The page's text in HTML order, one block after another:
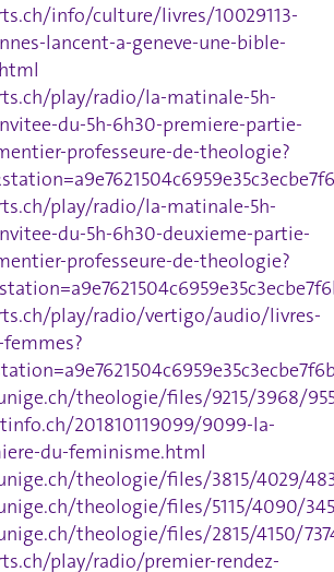
info/culture/livres/10029113-
lancent-a-geneve-une-bible-
play/radio/la-matinale-5h-
du-5h-6h30-premiere-partie-
professeure-de-theologie?
play/radio/la-matinale-5h-
du-5h-6h30-deuxieme-partie-
professeure-de-theologie?
play/radio/vertigo/audio/livres-
theologie/files/9215/3968/
201810119099/9099-la-
du-feminisme.html
theologie/files/3815/4029/
theologie/files/5115/4090/
theologie/files/2815/4150/
play/radio/premier-rendez-